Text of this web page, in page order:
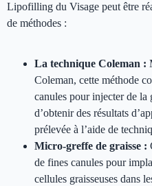
Lipofilling du Visage peut être
de méthodes :
La technique Coleman :
Coleman, cette méthode
canules pour injecter de la
d’obtenir des résultats
prélevée à l’aide de
Micro-greffe de graisse :
de fines canules pour
cellules graisseuses dans